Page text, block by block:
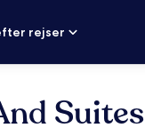
rejser
Suites